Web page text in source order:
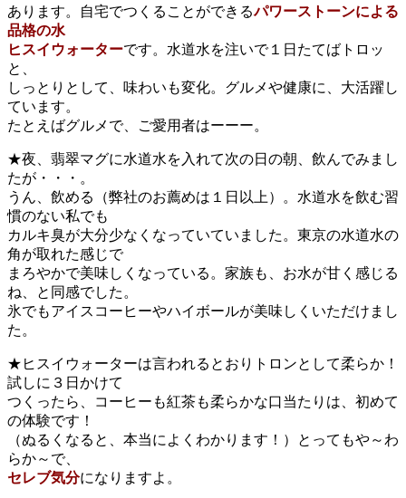
あります。自宅でつくることができるパワーストーンによる
品格の水
ヒスイウォーターです。水道水を注いで１日たてばトロッ
と、
しっとりとして、味わいも変化。グルメや健康に、大活躍し
ています。
たとえばグルメで、ご愛用者はーーー。
★夜、翡翠マグに水道水を入れて次の日の朝、飲んでみまし
たが・・・。
うん、飲める（弊社のお薦めは１日以上）。水道水を飲む習
慣のない私でも
カルキ臭が大分少なくなっていていました。東京の水道水の
角が取れた感じで
まろやかで美味しくなっている。家族も、お水が甘く感じる
ね、と同感でした。
氷でもアイスコーヒーやハイボールが美味しくいただけまし
た。
★ヒスイウォーターは言われるとおりトロンとして柔らか！
試しに３日かけて
つくったら、コーヒーも紅茶も柔らかな口当たりは、初めて
の体験です！
（ぬるくなると、本当によくわかります！）とってもや～わ
らか～で、
セレブ気分になりますよ。